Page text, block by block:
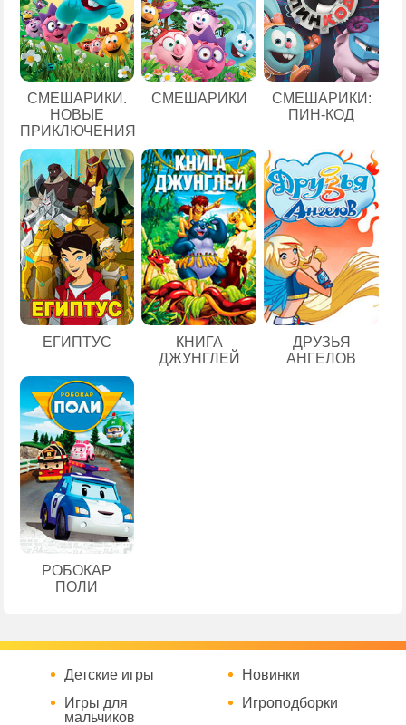
СМЕШАРИКИ.
НОВЫЕ
ПРИКЛЮЧЕНИЯ
СМЕШАРИКИ
СМЕШАРИКИ:
ПИН-КОД
ЕГИПТУС
КНИГА
ДЖУНГЛЕЙ
ДРУЗЬЯ
АНГЕЛОВ
РОБОКАР
ПОЛИ
Детские игры
Игры для
мальчиков
Новинки
Игроподборки